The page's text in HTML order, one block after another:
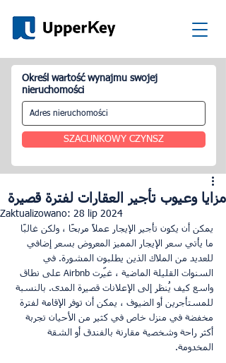
Określ wartość wynajmu swojej
nieruchomości
SZACUNKOWY CZYNSZ
مزايا وعيوب تأجير العقارات لفترة قصيرة
Zaktualizowano: 28 lip 2024
يمكن أن يكون تأجير الإيجار عملاً مربحًا ، ولكن غالبًا
ما يأتي سعر الإيجار المميز المعروض بسعر إضافي
للعديد من الملاك الذين يطلبون المشورة. في
السنوات القليلة الماضية ، غيّرت Airbnb على نطاق
واسع كيف يُنظر إلى الإعلانات قصيرة المدى. بالنسبة
للمستأجرين أو الضيوف ، يمكن أن توفر الإقامة لفترة
مخفضة في منزل خاص في كثير من الأحيان تجربة
أكثر راحة وشخصية مقارنة بالفندق أو الشقة
المخدومة.